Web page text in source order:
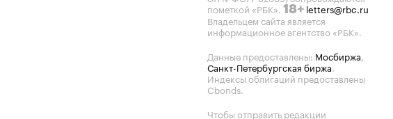
пометкой «РБК». 18+ letters@rbc.ru
Владельцем сайта является
информационное агентство «РБК».
Данные предоставлены: Мосбиржа,
Санкт-Петербургская биржа.
Индексы облигаций предоставлены
Cbonds.
Чтобы отправить редакции